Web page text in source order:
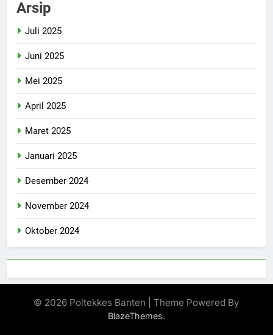
Arsip
Juli 2025
Juni 2025
Mei 2025
April 2025
Maret 2025
Januari 2025
Desember 2024
November 2024
Oktober 2024
© 2026 Poltekkes Banten | Theme Powered By
BlazeThemes.